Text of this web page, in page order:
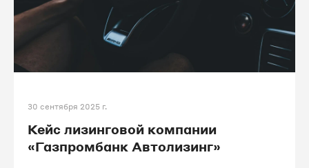
#интернет_магазины
#строительство #производство
30 сентября 2025 г.
Кейс лизинговой компании
«Газпромбанк Автолизинг»